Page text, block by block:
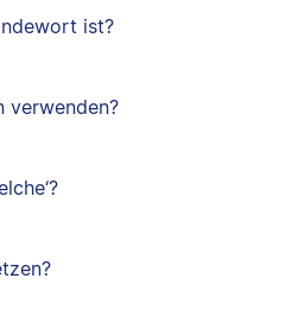
ist?
verwenden?